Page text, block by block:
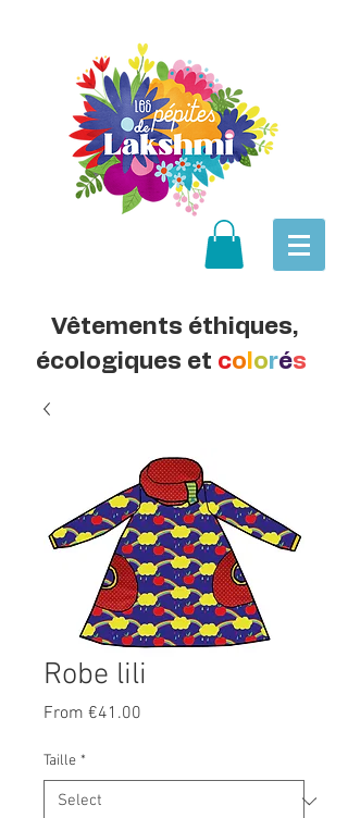
Vêtements éthiques,
écologiques et co orés
Robe lili
From €41.00
Taille *